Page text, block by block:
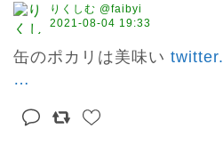
りくしむ @faibyi
2021-08-04 19:33
缶のポカリは美味い
…